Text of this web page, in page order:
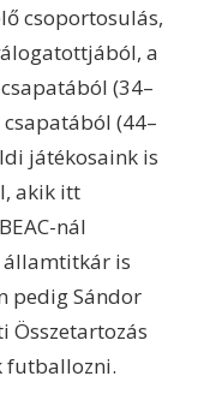
csoportosulás,
a
(34–
(44–
játékosaink is
akik itt
nál
államtitkár is
pedig Sándor
Összetartozás
futballozni.